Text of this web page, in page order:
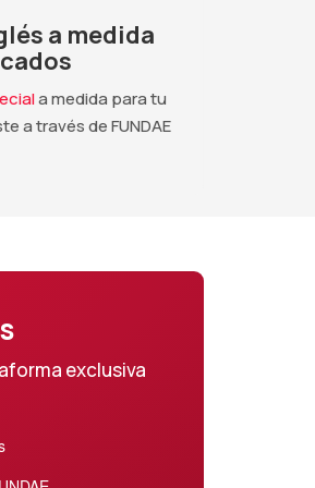
a medida
a medida para tu
a través de FUNDAE
exclusiva